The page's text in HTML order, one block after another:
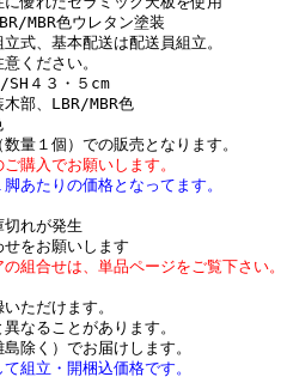
MBR色ウレタン塗装
式、基本配送は配送員組立。
ください。
SH４３・５cm
木部、LBR/MBR色
量１個）での販売となります。
購入でお願いします。
あたりの価格となってます。
切れが発生
せをお願いします
組合せは、単品ページをご覧下さい。
ただけます。
なることがあります。
島除く）でお届けします。
組立・開梱込価格です。